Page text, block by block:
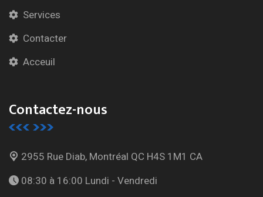
Services
Contacter
Acceuil
Contactez-nous
2955 Rue Diab, Montréal QC H4S 1M1 CA
08:30 à 16:00 Lundi - Vendredi